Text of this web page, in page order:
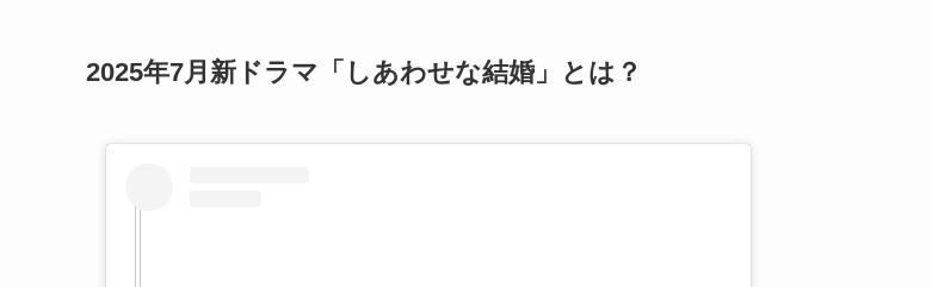
2025年7月新ドラマ「しあわせな結婚」とは？